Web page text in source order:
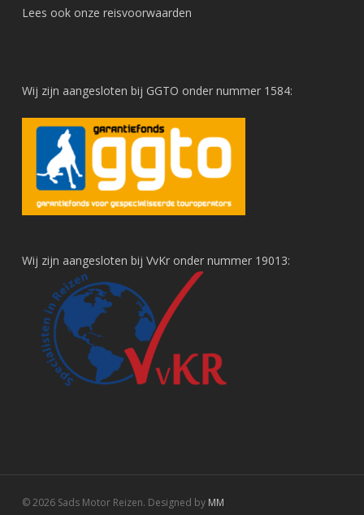
Lees ook onze reisvoorwaarden
Wij zijn aangesloten bij GGTO onder nummer 1584:
Wij zijn aangesloten bij VvKr onder nummer 19013:
© 2026 Sads Motor Reizen. Designed by MM